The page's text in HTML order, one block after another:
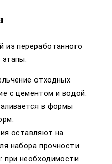
из переработанного
этапы:
отходных
с цементом и водой.
в формы
оставляют на
набора прочности.
при необходимости